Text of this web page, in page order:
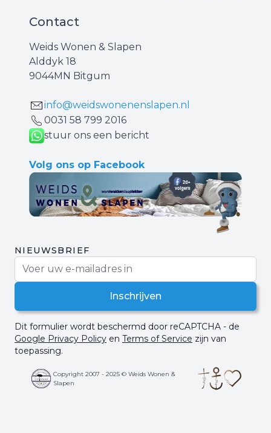
Contact
Weids Wonen & Slapen
Alddyk 18
9044MN Bitgum
info@weidswonenenslapen.nl
0031 ‪58 799 2016‬
stuur ons een bericht
Volg ons op Facebook
NIEUWSBRIEF
Inschrijven
Dit formulier wordt beschermd door reCAPTCHA - de
Google Privacy Policy en Terms of Service zijn van
toepassing.
Copyright 2007 - 2025 © Weids Wonen &
Slapen